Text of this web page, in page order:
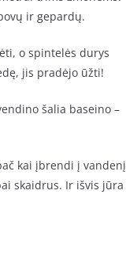
ir gepardų.
o spintelės durys
jis pradėjo ūžti!
šalia baseino –
kai įbrendi į vandenį
skaidrus. Ir išvis jūra